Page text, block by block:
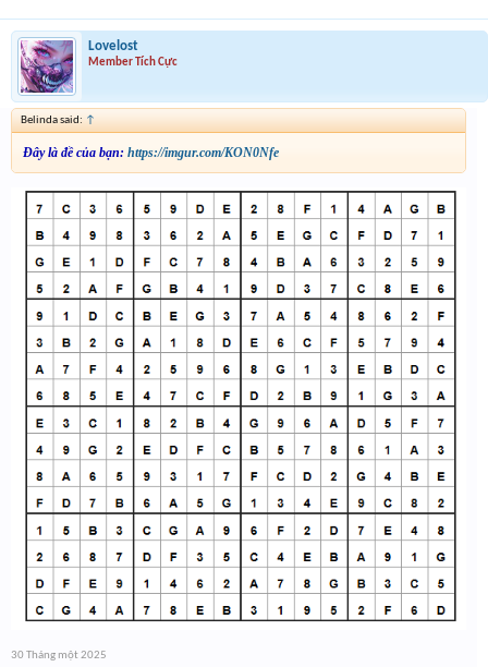
Lovelost
Member Tích Cực
Belinda said: ↑
Đây là đề của bạn: https://imgur.com/KON0Nfe
30 Tháng một 2025